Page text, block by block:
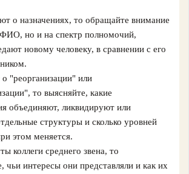
о назначениях, то обращайте внимание
ФИО, но и на спектр полномочий,
новому человеку, в сравнении с его
о "реорганизации" или
то выясняйте, какие
объединяют, ликвидируют или
структуры и сколько уровней
этом меняется.
коллеги среднего звена, то
чьи интересы они представляли и как их